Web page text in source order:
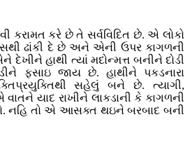
કરામત કરે છે તે સર્વવિદિત છે. એ લોકો
ઢાંકી દે છે અને એની ઉપર કાગળની
હાથી ત્યાં મદોન્મત્ત બનીને દોડી
ફસાઇ જાય છે. હાથીને પકડનારા
સહેલું બને છે. ત્યાગી,
યાદ રાખીને લાકડાની કે કાગળની
નહિ તો એ આસક્ત થઇને બરબાદ બની